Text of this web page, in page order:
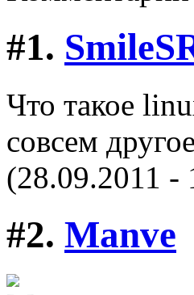
#1.
Что такое
совсем
(28.09.2011 -
#2. Manve